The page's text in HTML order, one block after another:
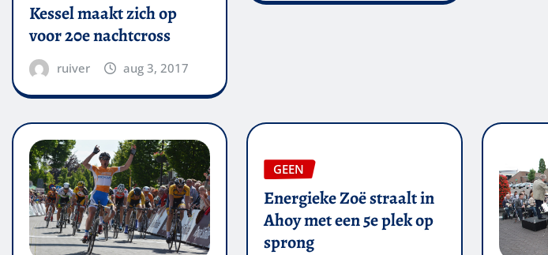
Kessel maakt zich op
voor 20e nachtcross
ruiver aug 3, 2017
GEEN
Energieke Zoë straalt in
Ahoy met een 5e plek op
sprong